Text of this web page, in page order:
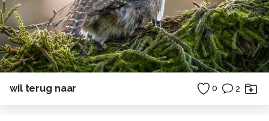
wil terug naar 0 2